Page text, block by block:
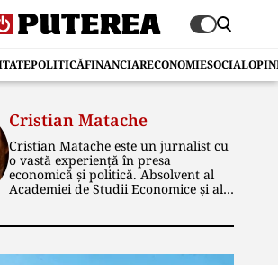
POLITICĂFINANCIARECONOMIESOCIAL
Cristian Matache
Cristian Matache este un jurnalist cu
o vastă experiență în presa
economică și politică. Absolvent al
Academiei de Studii Economice și al
construit cariera în cadrul unor